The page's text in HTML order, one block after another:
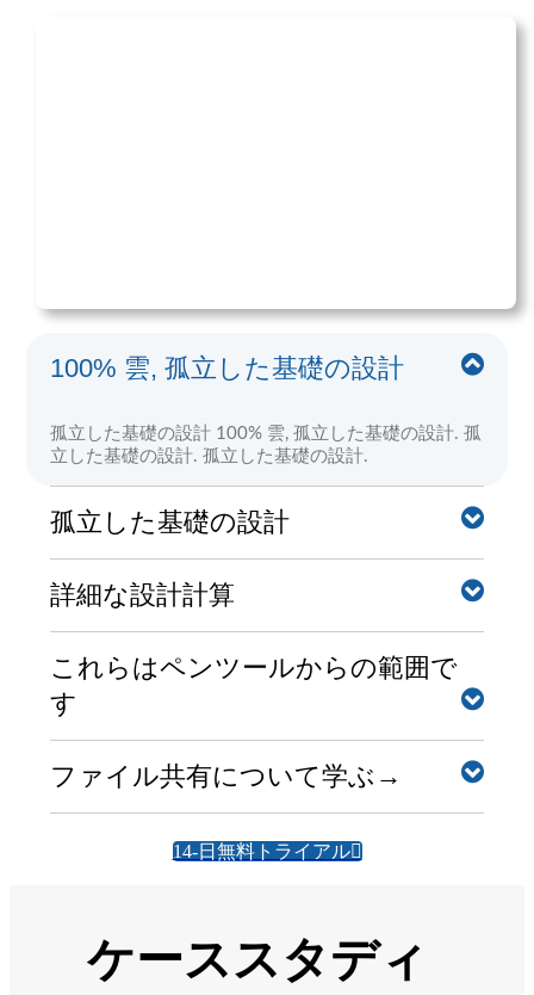
100% 雲, 孤立した基礎の設計
孤立した基礎の設計 100% 雲, 孤立した基礎の設計. 孤
立した基礎の設計. 孤立した基礎の設計.
孤立した基礎の設計
孤立した基礎の設計, 編集, 孤立した基礎の設計. これ
らはペンツールからの範囲です, これらはペンツール
からの範囲です, これらはペンツールからの範囲です,
もっと.
これらはペンツールからの範囲です
詳細な設計計算
明確なステップバイステップの計算レポートは、エン
ジニアがソフトウェアが何をしているかを正確に理解
するのに役立ちます - これ以上のブラックボックスは
これらはペンツールからの範囲です
これらはペンツールからの範囲で
す
これらはペンツールからの範囲です. これらはペンツ
ールからの範囲です.
ファイル共有について学ぶ→
ファイル共有について学ぶ→, ファイル共有について
14-日無料トライアル
ケーススタディ